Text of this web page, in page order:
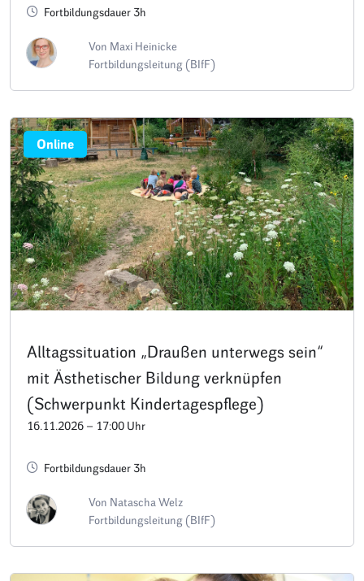
Fortbildungsdauer 3h
Von Maxi Heinicke
Fortbildungsleitung (BIfF)
Online
Alltagssituation „Draußen unterwegs sein“
mit Ästhetischer Bildung verknüpfen
(Schwerpunkt Kindertagespflege)
16.11.2026 – 17:00 Uhr
Fortbildungsdauer 3h
Von Natascha Welz
Fortbildungsleitung (BIfF)